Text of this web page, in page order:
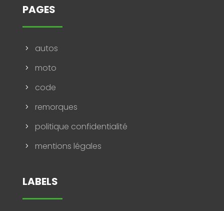
PAGES
5 autos
5 moto
5 code
5 remorques
5 politique confidentialité
5 mentions légales
LABELS